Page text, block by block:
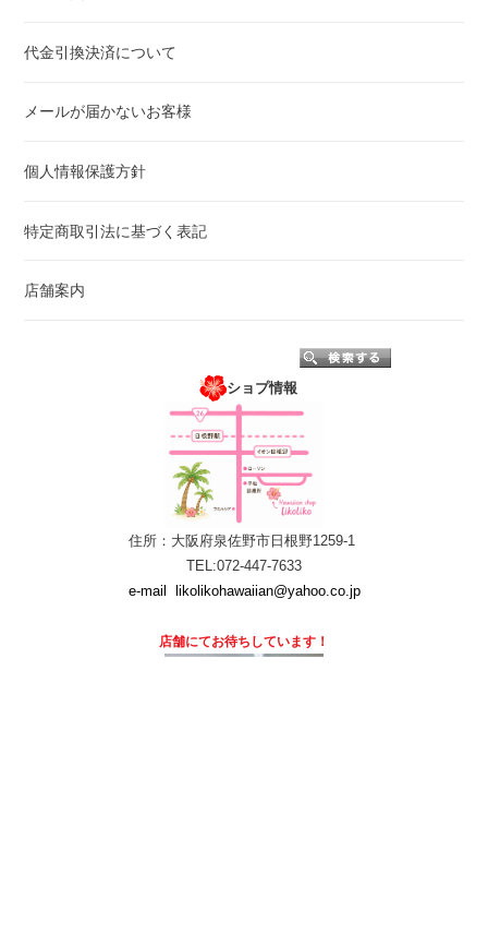
代金引換決済について
メールが届かないお客様
個人情報保護方針
特定商取引法に基づく表記
店舗案内
ショプ情報
住所：大阪府泉佐野市日根野1259-1
TEL:072-447-7633
e-mail
likolikohawaiian@yahoo.co.jp
店舗にてお待ちしています！